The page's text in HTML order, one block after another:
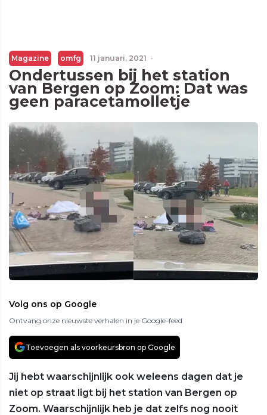
Magazine omfg 11 januari, 2021 ·
Ondertussen bij het station
van Bergen op Zoom: Dat was
geen paracetamolletje
Volg ons op Google
Ontvang onze nieuwste verhalen in je Google-feed
Toevoegen als voorkeursbron op Google
Jij hebt waarschijnlijk ook weleens dagen dat je
niet op straat ligt bij het station van Bergen op
Zoom. Waarschijnlijk heb je dat zelfs nog nooit